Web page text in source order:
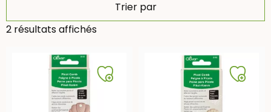
Trier par
2 résultats affichés